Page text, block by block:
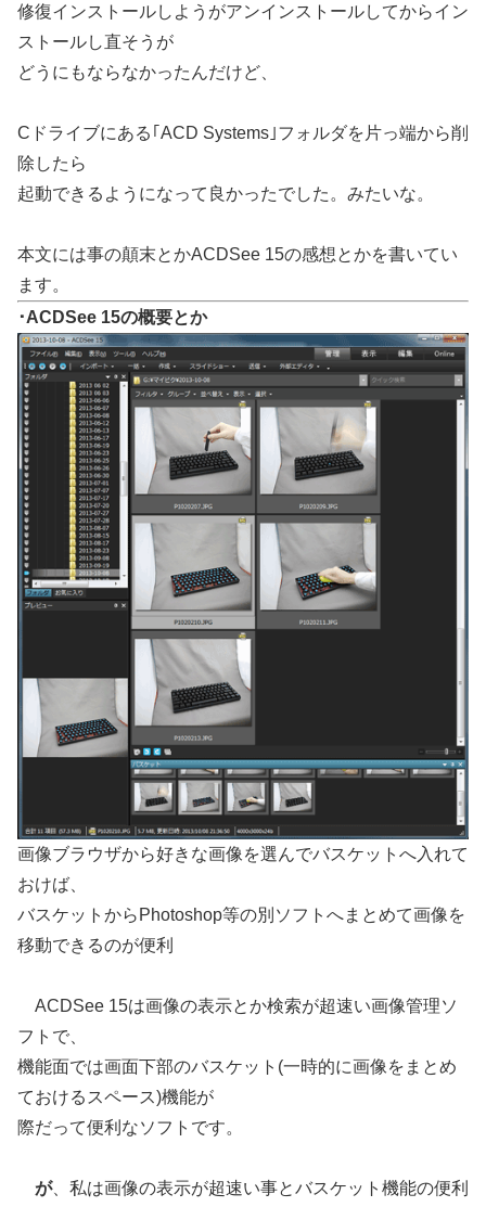
修復インストールしようがアンインストールしてからイン
ストールし直そうが
どうにもならなかったんだけど、
Cドライブにある｢ACD Systems｣フォルダを片っ端から削
除したら
起動できるようになって良かったでした。みたいな。
本文には事の顛末とかACDSee 15の感想とかを書いてい
ます。
･ACDSee 15の概要とか
画像ブラウザから好きな画像を選んでバスケットへ入れて
おけば、
バスケットからPhotoshop等の別ソフトへまとめて画像を
移動できるのが便利
ACDSee 15は画像の表示とか検索が超速い画像管理ソ
フトで、
機能面では画面下部のバスケット(一時的に画像をまとめ
ておけるスペース)機能が
際だって便利なソフトです。
が、私は画像の表示が超速い事とバスケット機能の便利